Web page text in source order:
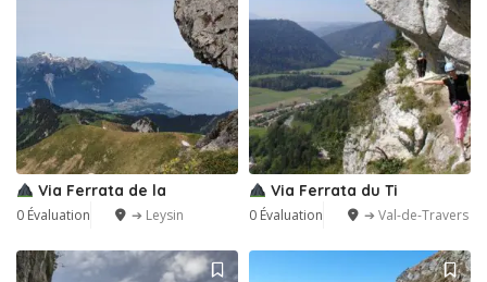
Via Ferrata de la
0 Évaluation ➔ Leysin
Via Ferrata du Ti
0 Évaluation ➔ Val-de-Travers